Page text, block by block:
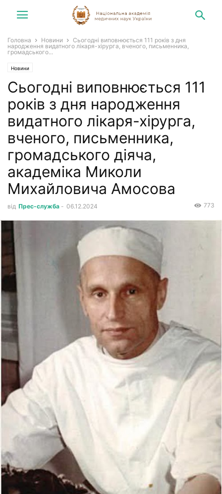
Головна Новини
Сьогодні виповнюється 111 років з дня
народження видатного лікаря-хірурга, вченого, письменника,
громадського...
Новини
Сьогодні виповнюється 111
років з дня народження
видатного лікаря-хірурга,
вченого, письменника,
громадського діяча,
академіка Миколи
Михайловича Амосова
від Прес-служба - 06.12.2024 773